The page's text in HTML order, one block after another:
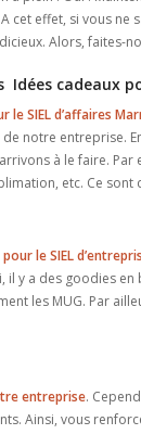
cet effet, si vous
Alors, faites-
cadeaux
le SIEL d’affaires
notre entreprise.
à le faire.
etc. Ce
le SIEL
y a des goodies
les MUG. Par
entreprise.
Ainsi, vous